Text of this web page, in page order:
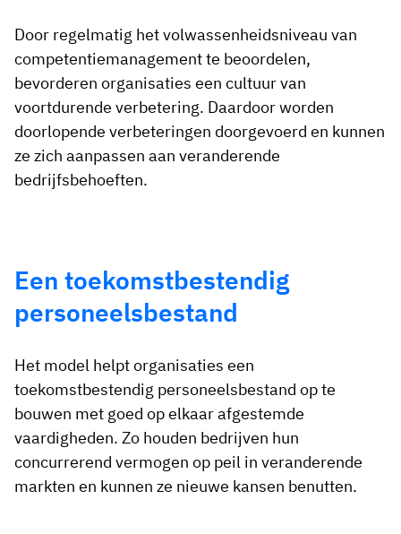
Door regelmatig het volwassenheidsniveau van
competentiemanagement te beoordelen,
bevorderen organisaties een cultuur van
voortdurende verbetering. Daardoor worden
doorlopende verbeteringen doorgevoerd en kunnen
ze zich aanpassen aan veranderende
bedrijfsbehoeften.
Een toekomstbestendig
personeelsbestand
Het model helpt organisaties een
toekomstbestendig personeelsbestand op te
bouwen met goed op elkaar afgestemde
vaardigheden. Zo houden bedrijven hun
concurrerend vermogen op peil in veranderende
markten en kunnen ze nieuwe kansen benutten.